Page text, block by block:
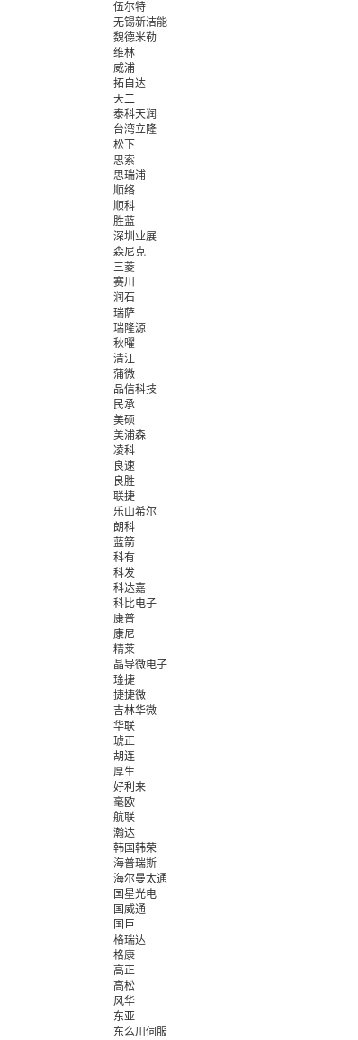
伍尔特
无锡新洁能
魏德米勒
维林
威浦
拓自达
天二
泰科天润
台湾立隆
松下
思索
思瑞浦
顺络
顺科
胜蓝
深圳业展
森尼克
三菱
赛川
润石
瑞萨
瑞隆源
秋曜
清江
蒲微
品信科技
民承
美硕
美浦森
凌科
良速
良胜
联捷
乐山希尔
朗科
蓝箭
科有
科发
科达嘉
科比电子
康普
康尼
精莱
晶导微电子
琻捷
捷捷微
吉林华微
华联
琥正
胡连
厚生
好利来
毫欧
航联
瀚达
韩国韩荣
海普瑞斯
海尔曼太通
国星光电
国威通
国巨
格瑞达
格康
高正
高松
风华
东亚
东么川伺服